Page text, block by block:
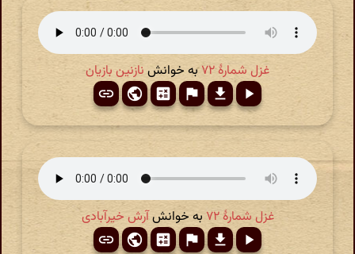
غزل شمارهٔ ۷۲ به خوانش نازنین بازیان
غزل شمارهٔ ۷۲ به خوانشآرش خیرآبادی